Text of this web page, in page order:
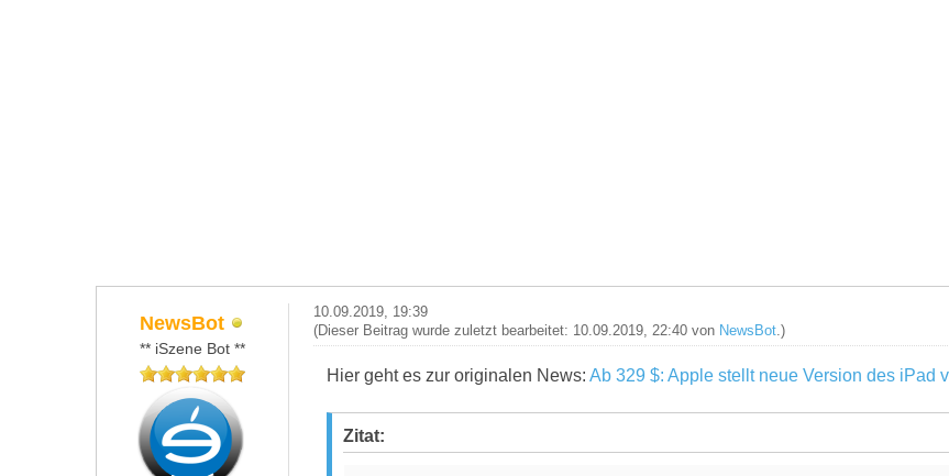
NewsBot
** iSzene Bot **
10.09.2019, 19:39
(Dieser Beitrag wurde zuletzt bearbeitet: 10.09.2019, 22:40 von NewsBot.)
Hier geht es zur originalen News: Ab 329 $: Apple stellt neue Version des iPad
Zitat: